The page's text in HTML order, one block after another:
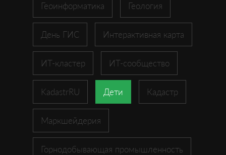
Геоинформатика Геология
День ГИС Интерактивная карта
ИТ-кластер ИТ-сообщество
KadastrRU Дети Кадастр
Маркшейдерия
Горнодобывающая промышленность